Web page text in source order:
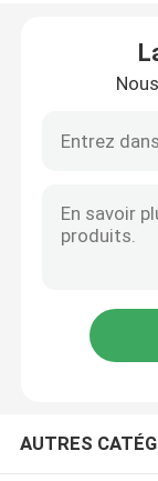
AUTRES